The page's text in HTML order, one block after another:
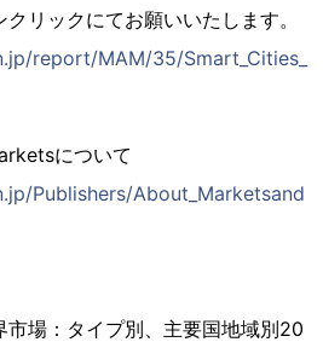
リックにてお願いいたします。
report/MAM/35/Smart_Cities_
について
Publishers/About_Marketsand
市場：タイプ別、主要国地域別20